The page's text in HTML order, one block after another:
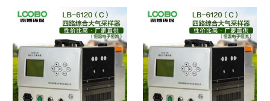
粒物综合大气采样器 采样器 氟化物颗粒物大气采
样器